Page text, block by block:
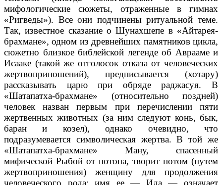
мифологические сюжеты, отраженные в гимнах
«Ригведы»). Все они подчинены ритуальной теме.
Так, известное сказание о Шунахшепе в «Айтарея-
брахмане», одном из древнейших памятников цикла,
сюжетно близкое библейской легенде об Аврааме и
Исааке (такой же отголосок отказа от человеческих
жертвоприношений), предписывается (хотару)
рассказывать царю при обряде раджасуя. В
«Шатапатха-брахмане» (относительно поздней)
человек назван первым при перечислении пяти
жертвенных животных (за ним следуют конь, бык,
баран и козел), однако очевидно, что
подразумевается символическая жертва. В той же
«Шатапатха-брахмане» Ману, спасенный
мифической Рыбой от потопа, творит потом (путем
жертвоприношения) женщину для продолжения
человеческого рода; имя ее — Ида — означает